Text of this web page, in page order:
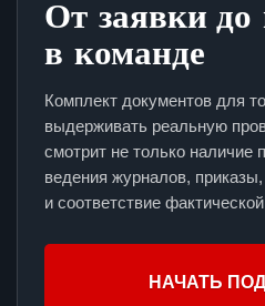
От заявки до
в команде
Комплект документов для
выдерживать реальную
смотрит не только наличие
ведения журналов,
и соответствие
НАЧАТЬ